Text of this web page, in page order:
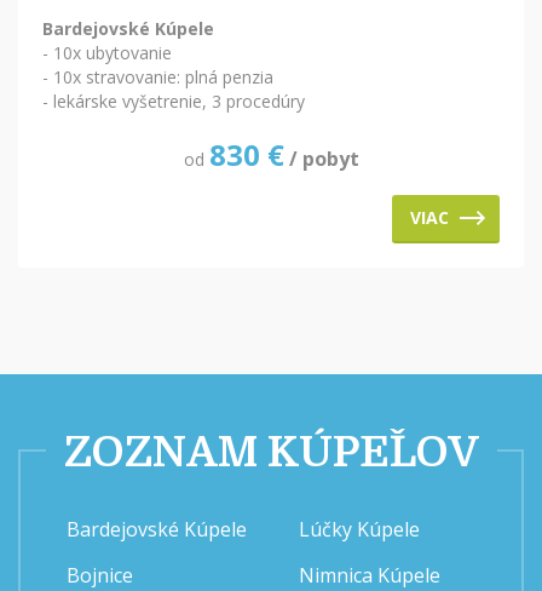
Bardejovské Kúpele
- 10x ubytovanie
- 10x stravovanie: plná penzia
- lekárske vyšetrenie, 3 procedúry
od 830 € / pobyt
VIAC
ZOZNAM KÚPEĽOV
Bardejovské Kúpele
Bojnice
Lúčky Kúpele
Nimnica Kúpele